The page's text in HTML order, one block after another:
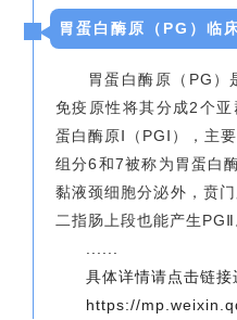
胃蛋白酶原（PG）临
胃蛋白酶原（PG）
免疫原性将其分成2个
蛋白酶原Ⅰ（PGⅠ），主
组分6和7被称为胃蛋白
黏液颈细胞分泌外，贲
二指肠上段也能产生PGⅡ
具体详情请点击链接
https://